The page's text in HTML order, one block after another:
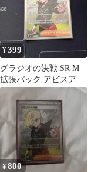
¥399
グラジオの決戦 SR M
拡張パック アビスアイ
キラ 109/081
¥800